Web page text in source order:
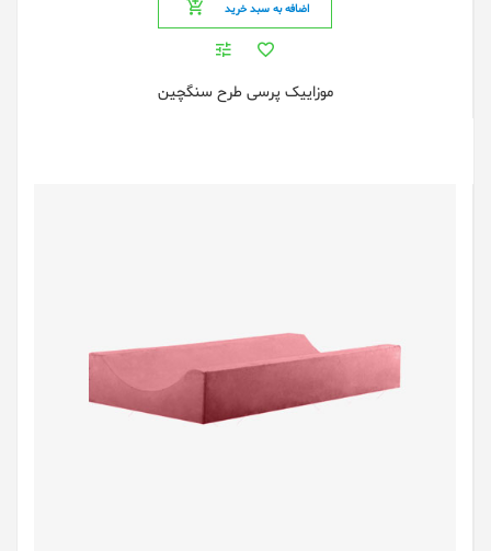
اضافه به سبد خرید
موزاییک پرسی طرح سنگچین